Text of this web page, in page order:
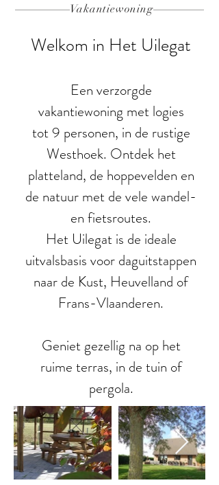
Vakantiewoning
Welkom in Het Uilegat
Een verzorgde
vakantiewoning met logies
tot 9 personen, in de rustige
Westhoek. Ontdek het
platteland, de hoppevelden en
de natuur met de vele wandel-
en fietsroutes.
Het Uilegat is de ideale
uitvalsbasis voor daguitstappen
naar de Kust, Heuvelland of
Frans-Vlaanderen.
Geniet gezellig na op het
ruime terras, in de tuin of
pergola.